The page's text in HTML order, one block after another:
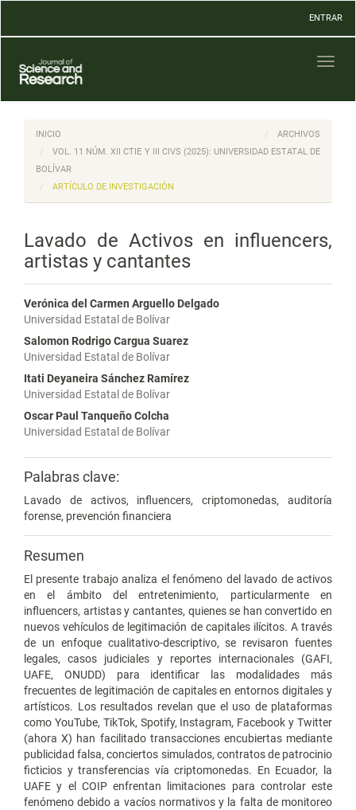
Contenido
Barra
lateral
ENTRAR
INICIO
ARCHIVOS
VOL. 11 NÚM. XII CTIE Y III CIVS (2025): UNIVERSIDAD ESTATAL DE
BOLÍVAR
ARTÍCULO DE INVESTIGACIÓN
Lavado de Activos en influencers,
artistas y cantantes
Verónica del Carmen Arguello Delgado
Universidad Estatal de Bolívar
Salomon Rodrigo Cargua Suarez
Universidad Estatal de Bolívar
Itati Deyaneira Sánchez Ramírez
Universidad Estatal de Bolívar
Oscar Paul Tanqueño Colcha
Universidad Estatal de Bolívar
Palabras clave:
Lavado de activos, influencers, criptomonedas, auditoría
forense, prevención financiera
Resumen
El presente trabajo analiza el fenómeno del lavado de activos
en el ámbito del entretenimiento, particularmente en
influencers, artistas y cantantes, quienes se han convertido en
nuevos vehículos de legitimación de capitales ilícitos. A través
de un enfoque cualitativo-descriptivo, se revisaron fuentes
legales, casos judiciales y reportes internacionales (GAFI,
UAFE, ONUDD) para identificar las modalidades más
frecuentes de legitimación de capitales en entornos digitales y
artísticos. Los resultados revelan que el uso de plataformas
como YouTube, TikTok, Spotify, Instagram, Facebook y Twitter
(ahora X) han facilitado transacciones encubiertas mediante
publicidad falsa, conciertos simulados, contratos de patrocinio
ficticios y transferencias vía criptomonedas. En Ecuador, la
UAFE y el COIP enfrentan limitaciones para controlar este
fenómeno debido a vacíos normativos y la falta de monitoreo